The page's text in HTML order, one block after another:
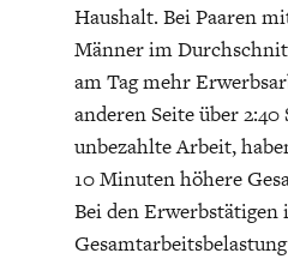
Haushalt. Bei Paaren
Männer im
am Tag mehr
anderen Seite über
unbezahlte Arbeit,
10 Minuten höhere
Bei den Erwerbstätigen